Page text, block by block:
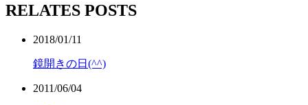
RELATES POSTS
2018/01/11
鏡開きの日(^^)
2011/06/04